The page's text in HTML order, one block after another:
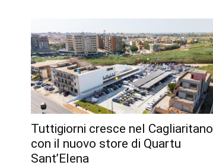
Tuttigiorni cresce nel Cagliaritano
con il nuovo store di Quartu
Sant’Elena